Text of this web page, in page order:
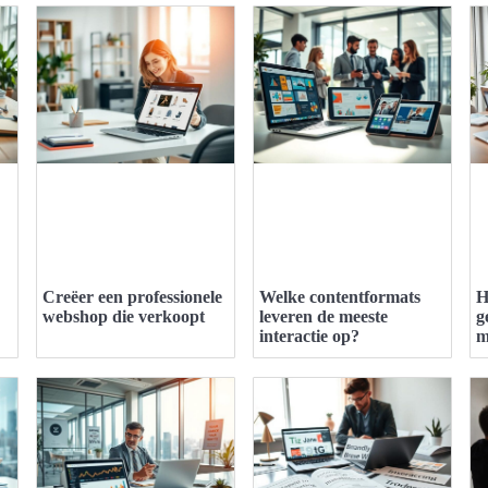
Creëer een professionele
webshop die verkoopt
Welke contentformats
leveren de meeste
interactie op?